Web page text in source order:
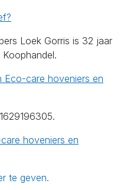
Loek Gorris is 32 jaar
Eco-care hoveniers en
hoveniers en
te geven.